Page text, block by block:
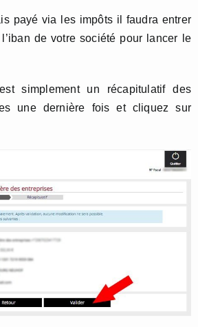
payé via les impôts il faudra entrer
de votre société pour lancer le
simplement un récapitulatif des
une dernière fois et cliquez sur